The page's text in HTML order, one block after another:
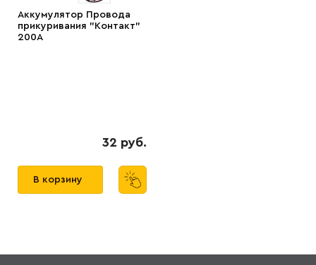
Аккумулятор Провода
прикуривания "Контакт"
200А
32 руб.
В корзину